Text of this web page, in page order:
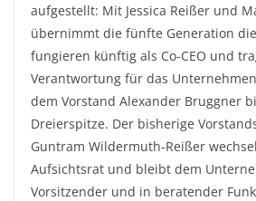
aufgestellt: Mit Jessica Reißer und
übernimmt die fünfte Generation
fungieren künftig als Co-CEO und
Verantwortung für das
dem Vorstand Alexander Bruggner
Dreierspitze. Der bisherige
Guntram Wildermuth-Reißer
Aufsichtsrat und bleibt dem
Vorsitzender und in beratender